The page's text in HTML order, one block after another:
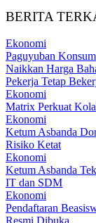
BERITA
Ekonomi
Paguyuban
Naikkan Harga
Pekerja Tetap
Ekonomi
Matrix Perkuat
Ekonomi
Ketum Asbanda
Risiko Ketat
Ekonomi
Ketum Asbanda
IT dan SDM
Ekonomi
Pendaftaran